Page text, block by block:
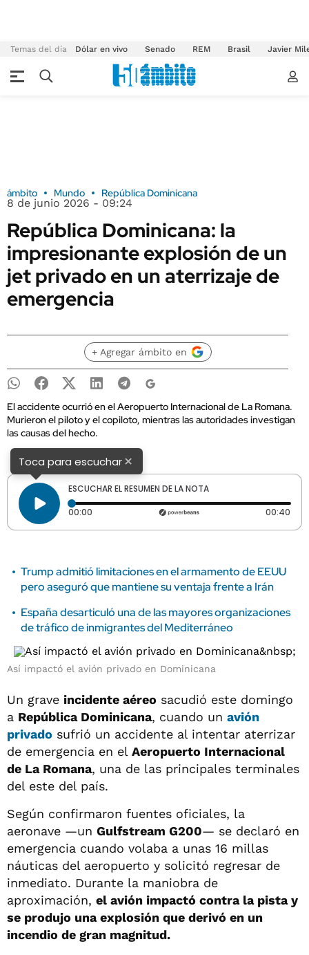
Temas del día Dólar en vivo Senado REM Brasil Javier
ámbito Mundo República Dominicana
8 de junio 2026 - 09:24
República Dominicana: la
impresionante explosión de un
jet privado en un aterrizaje de
emergencia
+ Agregar ámbito en
El accidente ocurrió en el Aeropuerto Internacional de La Romana.
Murieron el piloto y el copiloto, mientras las autoridades investigan
las causas del hecho.
Toca para escuchar×
ESCUCHAR EL RESUMEN DE LA NOTA
00:00 Tiempo transcurrido: 0 segundos 00:40
Trump admitió limitaciones en el armamento de EEUU
pero aseguró que mantiene su ventaja frente a Irán
España desarticuló una de las mayores organizaciones
de tráfico de inmigrantes del Mediterráneo
Así impactó el avión privado en Dominicana
Un grave incidente aéreo sacudió este domingo
a República Dominicana, cuando un avión
privado sufrió un accidente al intentar aterrizar
de emergencia en el Aeropuerto Internacional
de La Romana, una de las principales terminales
del este del país.
Según confirmaron fuentes oficiales, la
aeronave —un Gulfstream G200— se declaró en
emergencia cuando volaba a unas 16 millas
náuticas del aeropuerto y solicitó regresar de
inmediato. Durante la maniobra de
aproximación, el avión impactó contra la pista y
se produjo una explosión que derivó en un
incendio de gran magnitud.